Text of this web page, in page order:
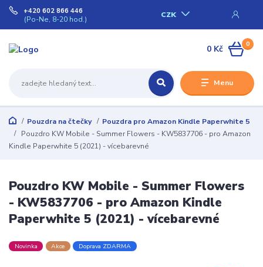
Menu
CZK
+420 602 866 446
(Po-Ne, 8-20 hod.)
0
0 Kč
Pouzdra na čtečky
Pouzdra pro Amazon Kindle Paperwhite 5
Pouzdro KW Mobile - Summer Flowers - KW5837706 - pro Amazon
Kindle Paperwhite 5 (2021) - vícebarevné
Pouzdro KW Mobile - Summer Flowers
- KW5837706 - pro Amazon Kindle
Paperwhite 5 (2021) - vícebarevné
Novinka Akce Doprava ZDARMA